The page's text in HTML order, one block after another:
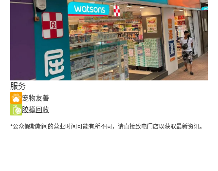
服务
宠物友善
胶樽回收
*公众假期期间的营业时间可能有所不同，请直接致电门店以获取最新资讯。